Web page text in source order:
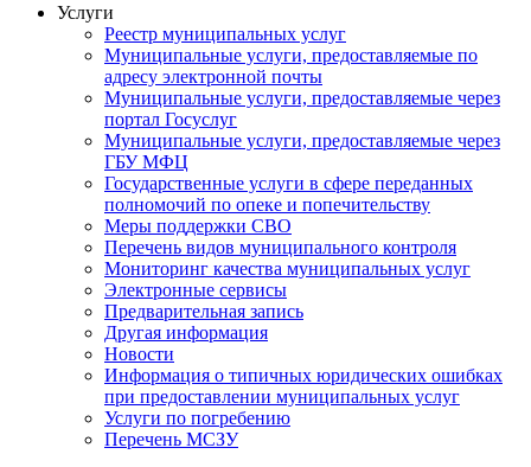
Услуги
Реестр муниципальных услуг
Муниципальные услуги, предоставляемые по
адресу электронной почты
Муниципальные услуги, предоставляемые через
портал Госуслуг
Муниципальные услуги, предоставляемые через
ГБУ МФЦ
Государственные услуги в сфере переданных
полномочий по опеке и попечительству
Меры поддержки СВО
Перечень видов муниципального контроля
Мониторинг качества муниципальных услуг
Электронные сервисы
Предварительная запись
Другая информация
Новости
Информация о типичных юридических ошибках
при предоставлении муниципальных услуг
Услуги по погребению
Перечень МСЗУ